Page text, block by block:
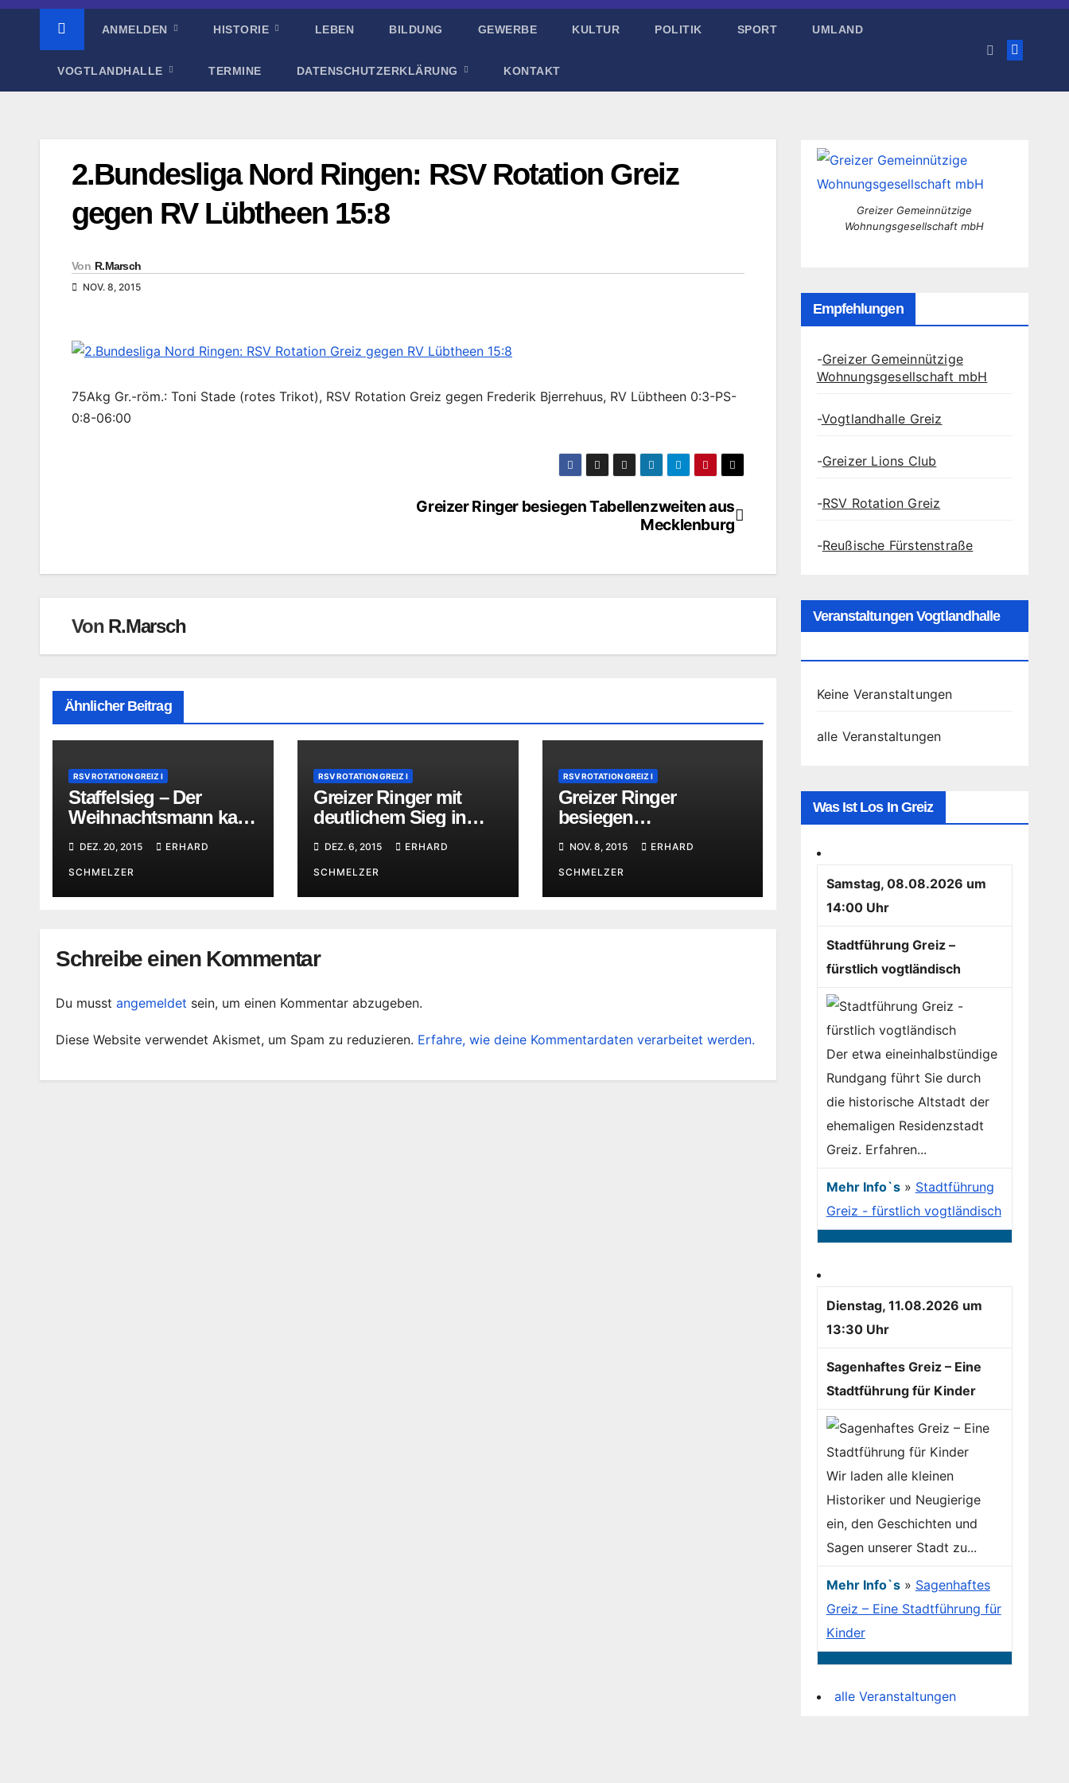
ANMELDEN HISTORIE LEBEN BILDUNG GEWERBE KULTUR POLITIK SPORT UMLAND
VOGTLANDHALLE TERMINE DATENSCHUTZERKLÄRUNG KONTAKT
2.Bundesliga Nord Ringen: RSV Rotation Greiz
gegen RV Lübtheen 15:8
Von R.Marsch
NOV. 8, 2015
75Akg Gr.-röm.: Toni Stade (rotes Trikot), RSV Rotation Greiz gegen Frederik Bjerrehuus, RV Lübtheen 0:3-PS-
0:8-06:00
Greizer Ringer besiegen Tabellenzweiten aus
Mecklenburg
Von R.Marsch
Ähnlicher Beitrag
RSV ROTATION GREIZ I
Staffelsieg – Der
Weihnachtsmann kam
DEZ. 20, 2015 ERHARD
SCHMELZER
RSV ROTATION GREIZ I
Greizer Ringer mit
deutlichem Sieg in
DEZ. 6, 2015 ERHARD
SCHMELZER
RSV ROTATION GREIZ I
Greizer Ringer
besiegen
Mecklenburg
NOV. 8, 2015 ERHARD
SCHMELZER
Schreibe einen Kommentar
Du musst angemeldet sein, um einen Kommentar abzugeben.
Diese Website verwendet Akismet, um Spam zu reduzieren. Erfahre, wie deine Kommentardaten verarbeitet werden.
Greizer Gemeinnützige
Wohnungsgesellschaft mbH
Empfehlungen
-Greizer Gemeinnützige
Wohnungsgesellschaft mbH
-Vogtlandhalle Greiz
-Greizer Lions Club
-RSV Rotation Greiz
-Reußische Fürstenstraße
Veranstaltungen Vogtlandhalle
Keine Veranstaltungen
alle Veranstaltungen
Was Ist Los In Greiz
Samstag, 08.08.2026 um
14:00 Uhr
Stadtführung Greiz –
fürstlich vogtländisch
Der etwa eineinhalbstündige
Rundgang führt Sie durch
die historische Altstadt der
ehemaligen Residenzstadt
Greiz. Erfahren...
Mehr Info`s» Stadtführung
Greiz - fürstlich vogtländisch
Dienstag, 11.08.2026 um
13:30 Uhr
Sagenhaftes Greiz – Eine
Stadtführung für Kinder
Wir laden alle kleinen
Historiker und Neugierige
ein, den Geschichten und
Sagen unserer Stadt zu...
Mehr Info`s» Sagenhaftes
Greiz – Eine Stadtführung für
Kinder
alle Veranstaltungen